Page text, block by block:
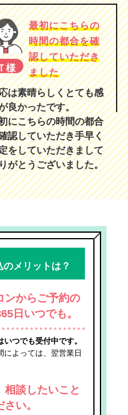
様
最初にこちらの
時間の都合を確
認していただき
ました
は素晴らしくとても感
良かったです。
にこちらの時間の都合
認していただき手早く
をしていただきまして
がとうございました。
メリットは？
ンからご予約の
日いつでも。
つでも受付中です。
よっては、翌営業日
相談したいこと
い。